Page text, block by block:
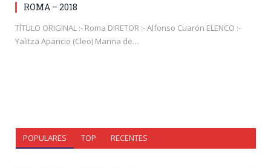
ROMA – 2018
TÍTULO ORIGINAL :- Roma DIRETOR :- Alfonso Cuarón ELENCO :-
Yalitza Aparicio (Cleo) Marina de…
POPULARES TOP RECENTES